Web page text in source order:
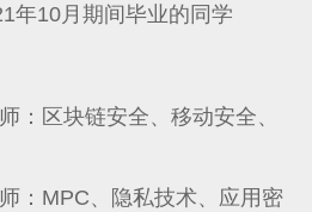
10月期间毕业的同学
区块链安全、移动安全、
MPC、隐私技术、应用密